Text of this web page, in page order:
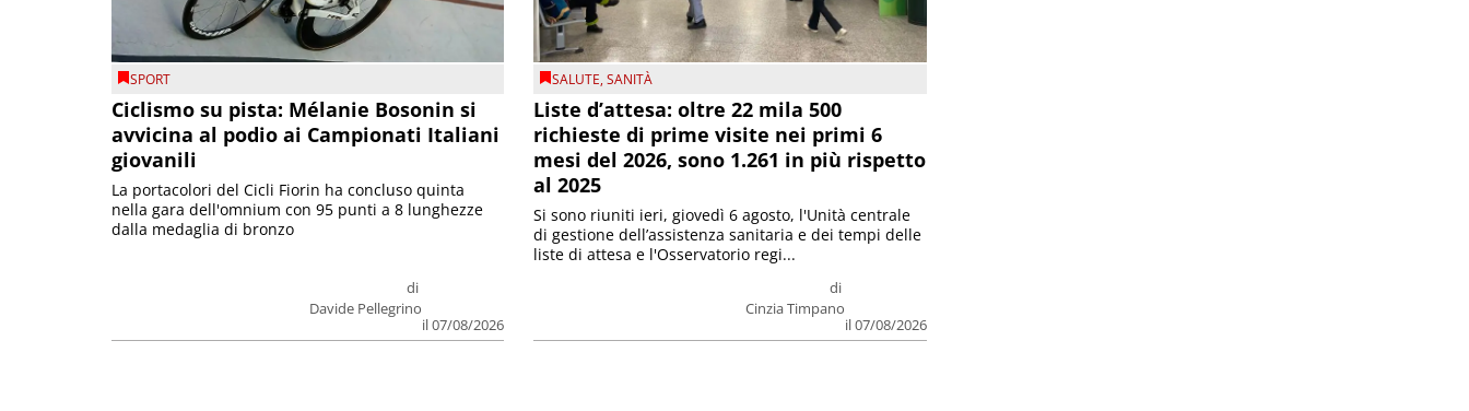
SPORT
Ciclismo su pista: Mélanie Bosonin si
avvicina al podio ai Campionati Italiani
giovanili
di
Davide Pellegrino
il 07/08/2026
La portacolori del Cicli Fiorin ha concluso quinta
nella gara dell'omnium con 95 punti a 8 lunghezze
dalla medaglia di bronzo
SALUTE,SANITÀ
Liste d’attesa: oltre 22 mila 500
richieste di prime visite nei primi 6
mesi del 2026, sono 1.261 in più rispetto
al 2025
di
Cinzia Timpano
il 07/08/2026
Si sono riuniti ieri, giovedì 6 agosto, l'Unità centrale
di gestione dell’assistenza sanitaria e dei tempi delle
liste di attesa e l'Osservatorio regi...